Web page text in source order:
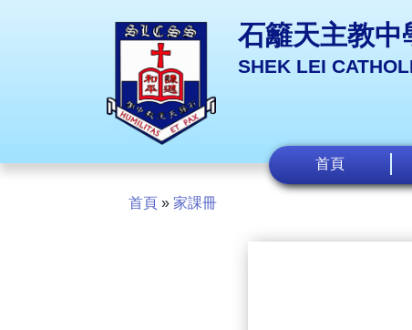
石籬天主教中
SHEK LEI
首頁
首頁 » 家課冊